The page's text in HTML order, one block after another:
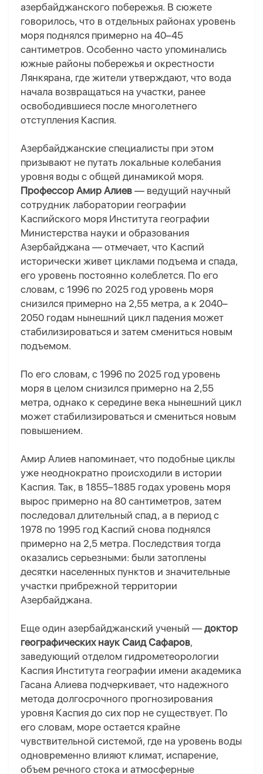
азербайджанского побережья. В сюжете
говорилось, что в отдельных районах уровень
моря поднялся примерно на 40–45
сантиметров. Особенно часто упоминались
южные районы побережья и окрестности
Лянкярана, где жители утверждают, что вода
начала возвращаться на участки, ранее
освободившиеся после многолетнего
отступления Каспия.
Азербайджанские специалисты при этом
призывают не путать локальные колебания
уровня воды с общей динамикой моря.
Профессор Амир Алиев — ведущий научный
сотрудник лаборатории географии
Каспийского моря Института географии
Министерства науки и образования
Азербайджана — отмечает, что Каспий
исторически живет циклами подъема и спада,
его уровень постоянно колеблется. По его
словам, с 1996 по 2025 год уровень моря
снизился примерно на 2,55 метра, а к 2040–
2050 годам нынешний цикл падения может
стабилизироваться и затем смениться новым
подъемом.
По его словам, с 1996 по 2025 год уровень
моря в целом снизился примерно на 2,55
метра, однако к середине века нынешний цикл
может стабилизироваться и смениться новым
повышением.
Амир Алиев напоминает, что подобные циклы
уже неоднократно происходили в истории
Каспия. Так, в 1855–1885 годах уровень моря
вырос примерно на 80 сантиметров, затем
последовал длительный спад, а в период с
1978 по 1995 год Каспий снова поднялся
примерно на 2,5 метра. Последствия тогда
оказались серьезными: были затоплены
десятки населенных пунктов и значительные
участки прибрежной территории
Азербайджана.
Еще один азербайджанский ученый — доктор
географических наук Саид Сафаров,
заведующий отделом гидрометеорологии
Каспия Института географии имени академика
Гасана Алиева подчеркивает, что надежного
метода долгосрочного прогнозирования
уровня Каспия до сих пор не существует. По
его словам, море остается крайне
чувствительной системой, где на уровень воды
одновременно влияют климат, испарение,
объем речного стока и атмосферные